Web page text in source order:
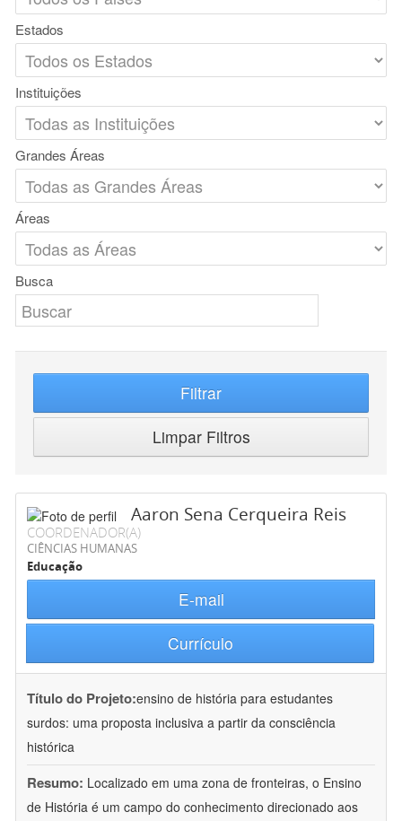
Estados
Instituições
Grandes Áreas
Áreas
Busca
Filtrar
Limpar Filtros
Aaron Sena Cerqueira Reis
COORDENADOR(A)
CIÊNCIAS HUMANAS
Educação
E-mail
Currículo
Título do Projeto:ensino de história para estudantes
surdos: uma proposta inclusiva a partir da consciência
histórica
Resumo: Localizado em uma zona de fronteiras, o Ensino
de História é um campo do conhecimento direcionado aos